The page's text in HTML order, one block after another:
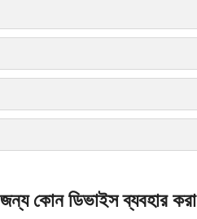
জন্য কোন ডিভাইস ব্যবহার করা